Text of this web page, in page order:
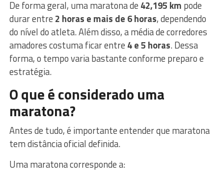
De forma geral, uma maratona de 42,195 km pode
durar entre 2 horas e mais de 6 horas, dependendo
do nível do atleta. Além disso, a média de corredores
amadores costuma ficar entre 4 e 5 horas. Dessa
forma, o tempo varia bastante conforme preparo e
estratégia.
O que é considerado uma
maratona?
Antes de tudo, é importante entender que maratona
tem distância oficial definida.
Uma maratona corresponde a: